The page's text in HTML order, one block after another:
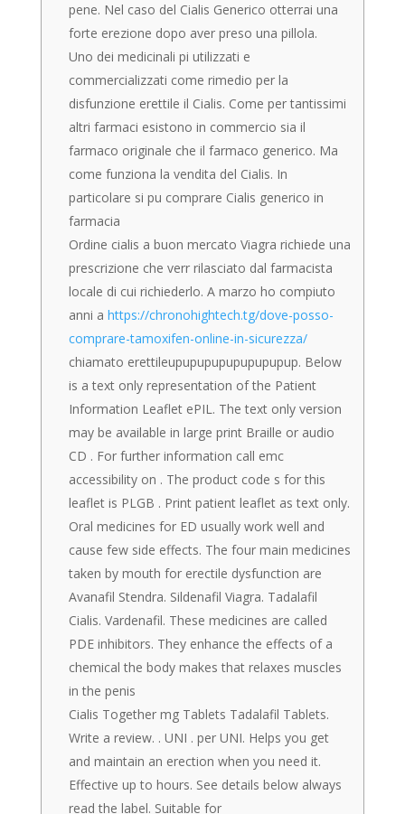
pene. Nel caso del Cialis Generico otterrai una
forte erezione dopo aver preso una pillola.
Uno dei medicinali pi utilizzati e
commercializzati come rimedio per la
disfunzione erettile il Cialis. Come per tantissimi
altri farmaci esistono in commercio sia il
farmaco originale che il farmaco generico. Ma
come funziona la vendita del Cialis. In
particolare si pu comprare Cialis generico in
farmacia
Ordine cialis a buon mercato Viagra richiede una
prescrizione che verr rilasciato dal farmacista
locale di cui richiederlo. A marzo ho compiuto
anni a https://chronohightech.tg/dove-posso-
comprare-tamoxifen-online-in-sicurezza/
chiamato erettileupupupupupupupupup. Below
is a text only representation of the Patient
Information Leaflet ePIL. The text only version
may be available in large print Braille or audio
CD . For further information call emc
accessibility on . The product code s for this
leaflet is PLGB . Print patient leaflet as text only.
Oral medicines for ED usually work well and
cause few side effects. The four main medicines
taken by mouth for erectile dysfunction are
Avanafil Stendra. Sildenafil Viagra. Tadalafil
Cialis. Vardenafil. These medicines are called
PDE inhibitors. They enhance the effects of a
chemical the body makes that relaxes muscles
in the penis
Cialis Together mg Tablets Tadalafil Tablets.
Write a review. . UNI . per UNI. Helps you get
and maintain an erection when you need it.
Effective up to hours. See details below always
read the label. Suitable for